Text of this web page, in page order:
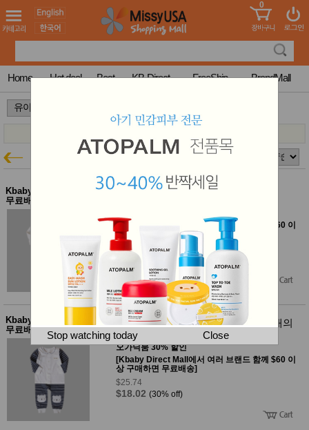
도 어린이
청소년
컬러링
북
한국학
습지
고
국 송
꽃배송
건
강
홍삼전
문브랜
드
조제품
기능성
성용품
티
스킨케
어
메이크
헤어케
어/염색
어/향수
남성화
MissyShop
Login
0
Home Hot deal Best KB-Direct FreeShip BrandMall
Stop watching today Close
유아 의류 유아특가
Kbaby-Direct Mall $60이상
무료배송
[Kbaby Direct Mall에서 여러 브랜드 함께 $60 이
상 구매하면 무료배송]
$27.72
$19.40 (30% off)
Kbaby-Direct Mall $60이상
무료배송
오가닉붐 베어 줄무늬 간절기 긴소 내의
110호
오가닉붐 30% 할인
[Kbaby Direct Mall에서 여러 브랜드 함께 $60 이
상 구매하면 무료배송]
$25.74
$18.02 (30% off)